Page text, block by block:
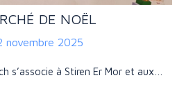
DE NOËL
novembre 2025
s’associe à Stiren Er Mor et aux…